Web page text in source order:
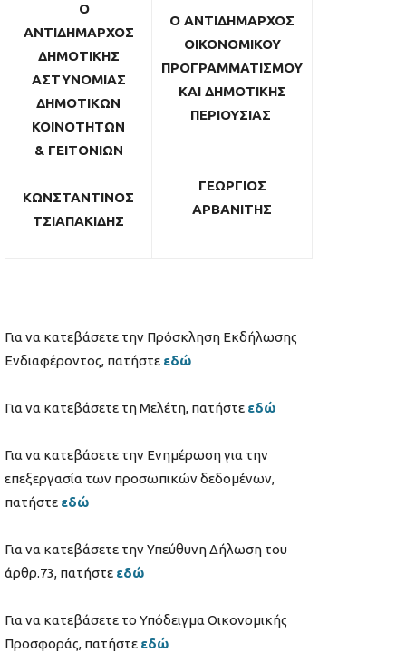
Ο
ΑΝΤΙΔΗΜΑΡΧΟΣ
ΔΗΜΟΤΙΚΗΣ
ΑΣΤΥΝΟΜΙΑΣ
ΔΗΜΟΤΙΚΩΝ
ΚΟΙΝΟΤΗΤΩΝ
& ΓΕΙΤΟΝΙΩΝ
ΚΩΝΣΤΑΝΤΙΝΟΣ
ΤΣΙΑΠΑΚΙΔΗΣ
Ο ΑΝΤΙΔΗΜΑΡΧΟΣ
ΟΙΚΟΝΟΜΙΚΟΥ
ΠΡΟΓΡΑΜΜΑΤΙΣΜΟΥ
ΚΑΙ ΔΗΜΟΤΙΚΗΣ
ΠΕΡΙΟΥΣΙΑΣ
ΓΕΩΡΓΙΟΣ
ΑΡΒΑΝΙΤΗΣ
Για να κατεβάσετε την Πρόσκληση Εκδήλωσης
Ενδιαφέροντος, πατήστε εδώ
Για να κατεβάσετε τη Μελέτη, πατήστε εδώ
Για να κατεβάσετε την Ενημέρωση για την
επεξεργασία των προσωπικών δεδομένων,
πατήστε εδώ
Για να κατεβάσετε την Υπεύθυνη Δήλωση του
άρθρ.73, πατήστε εδώ
Για να κατεβάσετε το Υπόδειγμα Οικονομικής
Προσφοράς, πατήστε εδώ